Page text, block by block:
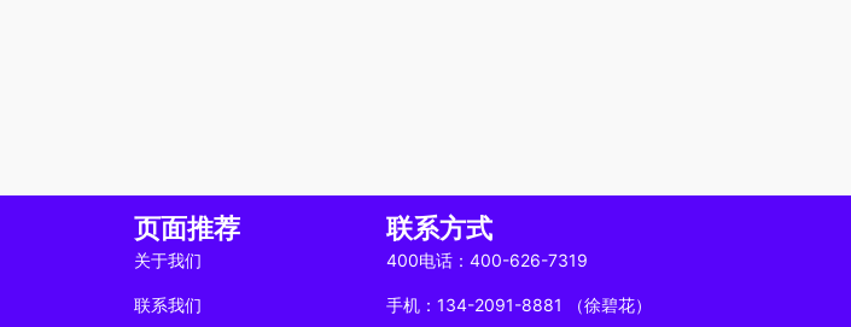
页面推荐
关于我们
联系我们
联系方式
400电话：400-626-7319
手机：134-2091-8881 （徐碧花）